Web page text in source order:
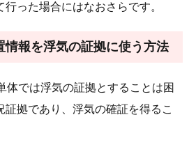
った場合にはなおさらです。
情報を浮気の証拠に使う方法
体では浮気の証拠とすることは困
拠であり、浮気の確証を得るこ